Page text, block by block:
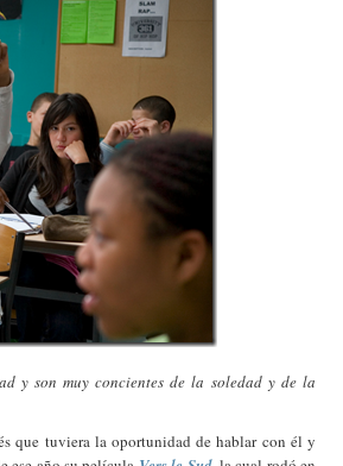
y son muy concientes de la soledad y de la
que tuviera la oportunidad de hablar con él y